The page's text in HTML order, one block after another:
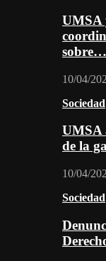
UMSA
sobre…
10/04/
Sociedad
UMSA
de la
10/04/
Sociedad